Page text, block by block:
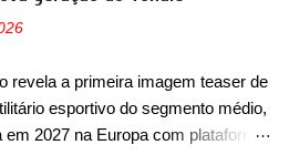
Ao mesmo tempo, a Jensen
que estabelece as bases
mudança visual e também
Vendido na Europa como 02
apenas como ‘20’. Junto das
a marca confirmou que ele
dos primeiros produtos da
revela a primeira imagem teaser de
esportivo do segmento médio,
em 2027 na Europa com plataforma